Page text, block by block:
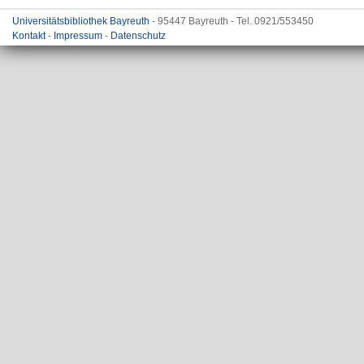
Universitätsbibliothek Bayreuth - 95447 Bayreuth - Tel. 0921/553450
Kontakt- Impressum - Datenschutz